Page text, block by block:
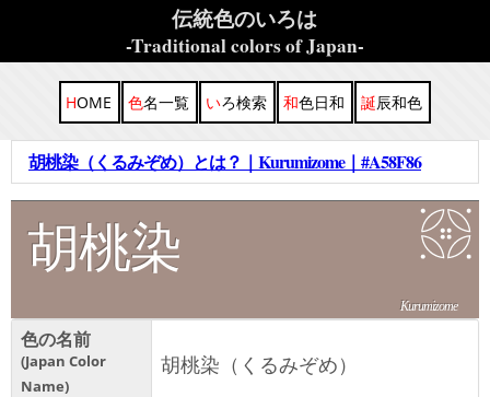
伝統色のいろは
-Traditional colors of Japan-
HOME 色名一覧 いろ検索 和色日和 誕辰和色
胡桃染（くるみぞめ）とは？｜Kurumizome｜#A58F86
胡桃染
Kurumizome
色の名前
Japan Color
Name
胡桃染（くるみぞめ）